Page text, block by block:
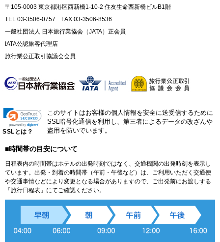
〒105-0003 東京都港区西新橋1-10-2 住友生命西新橋ビルB1階
TEL 03-3506-0757 FAX 03-3506-8536
一般社団法人 日本旅行業協会（JATA）正会員
IATA公認旅客代理店
旅行業公正取引協議会会員
SSLとは？
このサイトはお客様の個人情報を安全に送受信するために
SSL暗号化通信を利用し、第三者によるデータの改ざんや
盗用を防いでいます。
■時間帯の目安について
日程表内の時間帯はホテルの出発時刻ではなく、交通機関の出発時刻を表示し
ています。出発・到着の時間帯（午前・午後など）は、ご利用いただく交通便
や交通事情などにより変更となる場合がありますので、ご出発前にお渡しする
「旅行日程表」にてご確認ください。